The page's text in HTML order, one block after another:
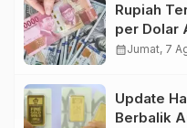
Rupiah
per Dolar
calendar_monthJumat, 7
Update
Berbalik